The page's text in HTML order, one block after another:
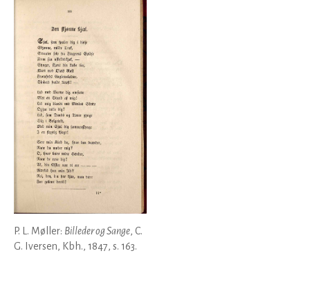
P. L. Møller: Billeder og Sange, C.
G. Iversen, Kbh., 1847, s. 163.